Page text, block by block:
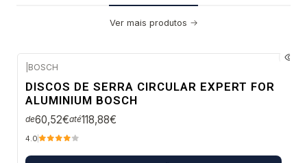
Ver mais produtos
BOSCH
DISCOS DE SERRA CIRCULAR EXPERT FOR
ALUMINIUM BOSCH
de60,52€até118,88€
4.0